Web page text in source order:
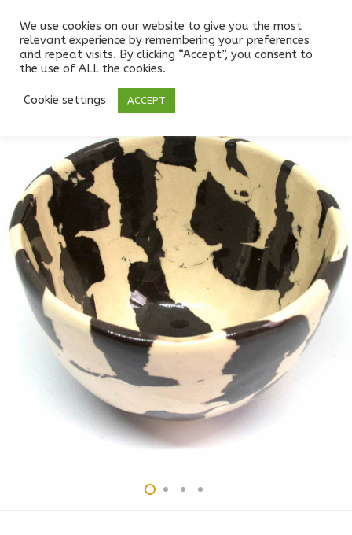
Boutique / BOLS / BOLS CAFÉ 20cl
We use cookies on our website to give you the most
relevant experience by remembering your preferences
and repeat visits. By clicking “Accept”, you consent to
the use of ALL the cookies.
Cookie settings ACCEPT